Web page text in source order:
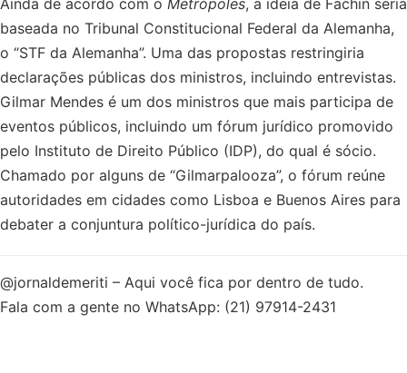
baseada no Tribunal Constitucional Federal da Alemanha,
o “STF da Alemanha”. Uma das propostas restringiria
declarações públicas dos ministros, incluindo entrevistas.
Gilmar Mendes é um dos ministros que mais participa de
eventos públicos, incluindo um fórum jurídico promovido
pelo Instituto de Direito Público (IDP), do qual é sócio.
Chamado por alguns de “Gilmarpalooza”, o fórum reúne
autoridades em cidades como Lisboa e Buenos Aires para
debater a conjuntura político-jurídica do país.
@jornaldemeriti – Aqui você fica por dentro de tudo.
Fala com a gente no WhatsApp: (21) 97914-2431